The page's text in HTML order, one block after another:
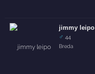
jimmy leipo
♂ 44
Breda